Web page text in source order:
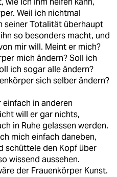
Weil ich nichtmal
seiner Totalität überhaupt
so besonders macht, und
mir will. Meint er mich?
mich ändern? Soll ich
ich sogar alle ändern?
sich selber ändern?
in anderen
will er gar nichts,
in Ruhe gelassen werden.
mich einfach daneben,
schüttele den Kopf über
wissend aussehen.
der Frauenkörper Kunst.